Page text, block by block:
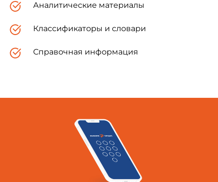
Аналитические материалы
Классификаторы и словари
Справочная информация